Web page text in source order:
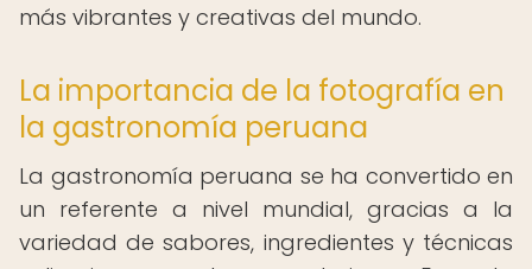
más vibrantes y creativas del mundo.
La importancia de la fotografía en
la gastronomía peruana
La gastronomía peruana se ha convertido en
un referente a nivel mundial, gracias a la
variedad de sabores, ingredientes y técnicas